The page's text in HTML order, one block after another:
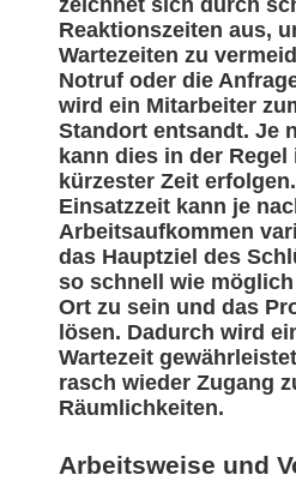
zeichnet sich durch
Reaktionszeiten aus,
Wartezeiten zu
Notruf oder die
wird ein Mitarbeiter
Standort entsandt. Je
kann dies in der
kürzester Zeit
Einsatzzeit kann je
Arbeitsaufkommen
das Hauptziel des
so schnell wie
Ort zu sein und das
lösen. Dadurch wird
Wartezeit
rasch wieder Zugang
Räumlichkeiten.
Arbeitsweise und